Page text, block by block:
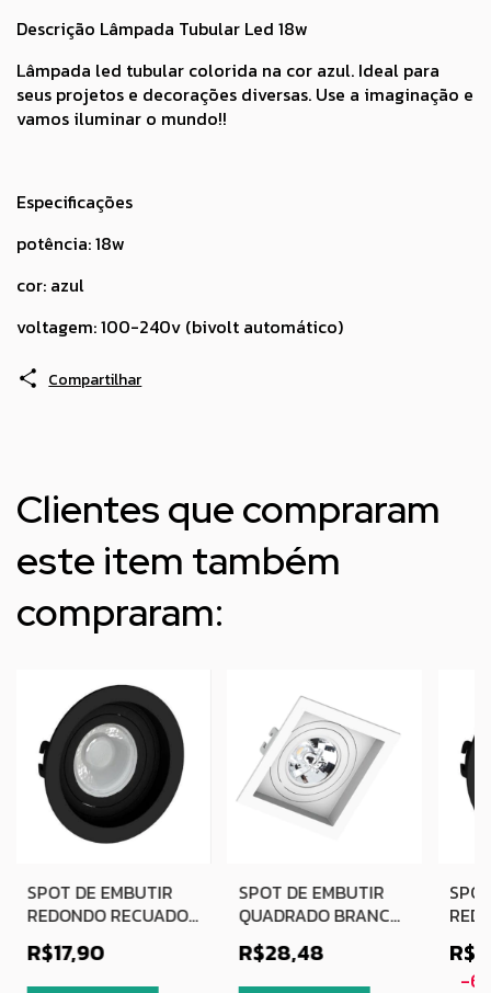
Descrição Lâmpada Tubular Led 18w
Lâmpada led tubular colorida na cor azul. Ideal para
seus projetos e decorações diversas. Use a imaginação e
vamos iluminar o mundo!!
Especificações
potência: 18w
cor: azul
voltagem: 100-240v (bivolt automático)
Compartilhar
Clientes que compraram
este item também
compraram:
SPOT DE EMBUTIR
REDONDO RECUADO
MR16 PRETO
R$17,90
SPOT DE EMBUTIR
QUADRADO BRANCO
RECUADO PAR20
R$28,48
-6